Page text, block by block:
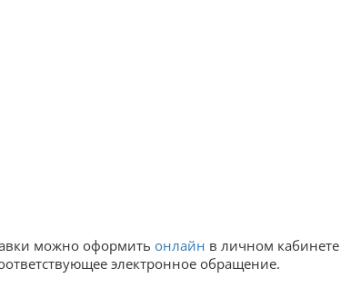
можно оформить онлайн в личном
электронное обращение.